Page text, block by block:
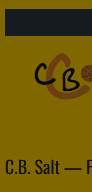
C.B. Salt —